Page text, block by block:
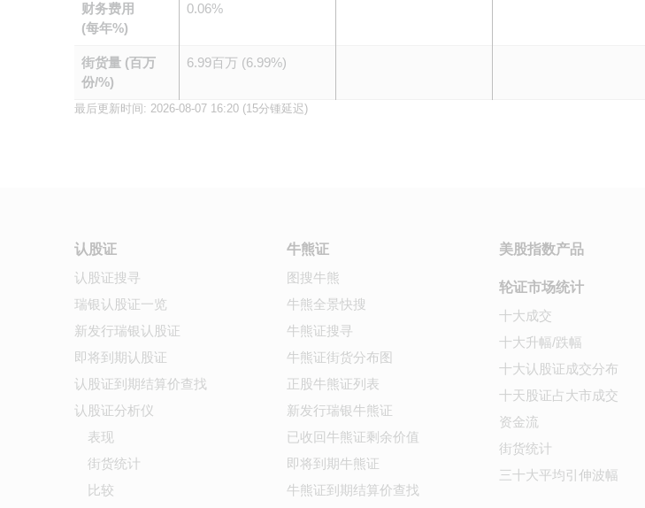
财务费用
(每年%)
0.06%
街货量 (百万
份/%)
6.99百万 (6.99%)
最后更新时间: 2026-08-07 16:20 (15分锺延迟)
认股证
认股证搜寻
瑞银认股证一览
新发行瑞银认股证
即将到期认股证
认股证到期结算价查找
认股证分析仪
表现
街货统计
比较
牛熊证
图搜牛熊
牛熊全景快搜
牛熊证搜寻
牛熊证街货分布图
正股牛熊证列表
新发行瑞银牛熊证
已收回牛熊证剩余价值
即将到期牛熊证
牛熊证到期结算价查找
美股指数产品
轮证市场统计
十大成交
十大升幅/跌幅
十大认股证成交分布
十天股证占大市成交
资金流
街货统计
三十大平均引伸波幅